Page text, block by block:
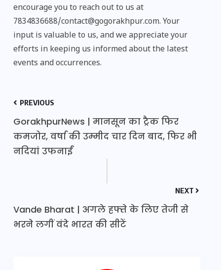
encourage you to reach out to us at
7834836688/contact@gogorakhpur.com. Your
input is valuable to us, and we appreciate your
efforts in keeping us informed about the latest
events and occurrences.
PREVIOUS
GorakhpurNews | मानसून का ट्रैक फिर
कमजोर, वर्षा की उम्मीद चार दिन बाद, फिर भी
नदियां उफनाईं
NEXT
Vande Bharat | अगले हफ्ते के लिए तेजी से
भरने लगीं वंदे भारत की सीटें